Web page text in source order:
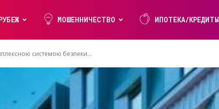
МОШЕННИЧЕСТВО ИПОТЕКА/КРЕДИТЫ
системою безпеки...